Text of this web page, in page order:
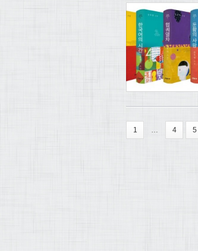
1 … 4 5